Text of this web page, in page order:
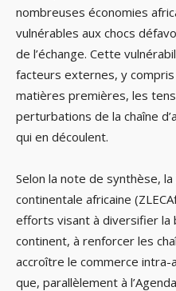
nombreuses économies
vulnérables aux chocs
de l’échange. Cette
facteurs externes, y
matières premières, les
perturbations de la chaîne
qui en découlent.
Selon la note de synthèse,
continentale africaine
efforts visant à diversifier la
continent, à renforcer les
accroître le commerce intra-
que, parallèlement à